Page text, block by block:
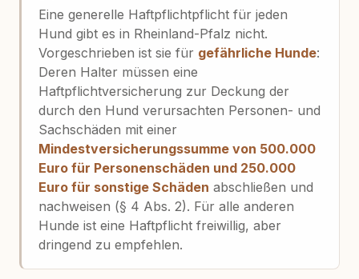
Eine generelle Haftpflichtpflicht für jeden
Hund gibt es in Rheinland-Pfalz nicht.
Vorgeschrieben ist sie für gefährliche Hunde:
Deren Halter müssen eine
Haftpflichtversicherung zur Deckung der
durch den Hund verursachten Personen- und
Sachschäden mit einer
Mindestversicherungssumme von 500.000
Euro für Personenschäden und 250.000
Euro für sonstige Schäden abschließen und
nachweisen (§ 4 Abs. 2). Für alle anderen
Hunde ist eine Haftpflicht freiwillig, aber
dringend zu empfehlen.